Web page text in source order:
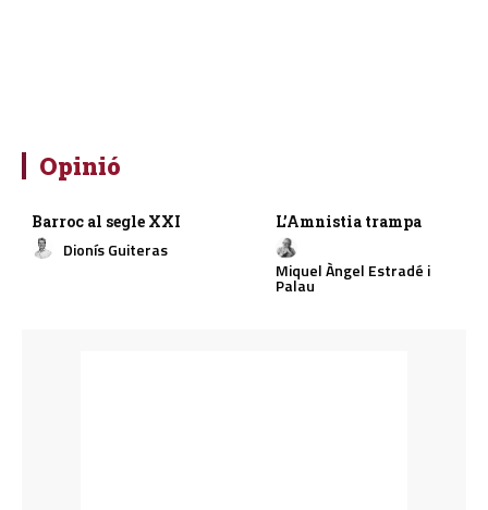
Opinió
Barroc al segle XXI
Dionís Guiteras
L’Amnistia trampa
Miquel Àngel Estradé i
Palau